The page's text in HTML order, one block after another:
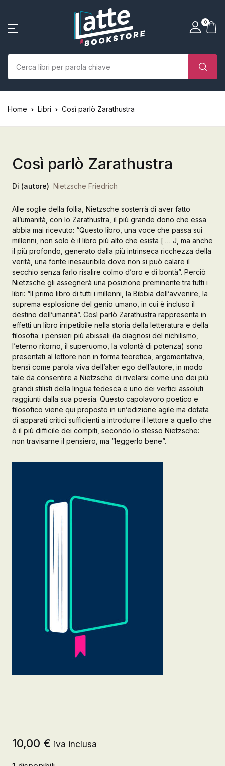
0
SHOP BY CATEGORY
Libri
Case editrici
Bambini
L’Edicola & eventi
Galleria d’Arte
Contattaci
Vicino
Account
Nome utente o email *
Parola d'ordine *
Ricordati
di me
Ha dimenticato la
password?
Registrazione
Creare un account
Vicino
La tua borsa della spesa
(0)
Home Libri Così parlò Zarathustra
Così parlò Zarathustra
Di (autore) Nietzsche Friedrich
Alle soglie della follia, Nietzsche sosterrà di aver fatto
all’umanità, con lo Zarathustra, il più grande dono che essa
abbia mai ricevuto: “Questo libro, una voce che passa sui
millenni, non solo è il libro più alto che esista [ … J, ma anche
il più profondo, generato dalla più intrinseca ricchezza della
verità, una fonte inesauribile dove non si può calare il
secchio senza farlo risalire colmo d’oro e di bontà”. Perciò
Nietzsche gli assegnerà una posizione preminente tra tutti i
libri: “II primo libro di tutti i millenni, la Bibbia dell’avvenire, la
suprema esplosione del genio umano, in cui è incluso il
destino dell’umanità”. Così parlò Zarathustra rappresenta in
effetti un libro irripetibile nella storia della letteratura e della
filosofia: i pensieri più abissali (la diagnosi del nichilismo,
l’eterno ritorno, il superuomo, la volontà di potenza) sono
presentati al lettore non in forma teoretica, argomentativa,
bensì come parola viva dell’alter ego dell’autore, in modo
tale da consentire a Nietzsche di rivelarsi come uno dei più
grandi stilisti della lingua tedesca e uno dei vertici assoluti
raggiunti dalla sua poesia. Questo capolavoro poetico e
filosofico viene qui proposto in un’edizione agile ma dotata
di apparati critici sufficienti a introdurre il lettore a quello che
è il più difficile dei compiti, secondo lo stesso Nietzsche:
non travisarne il pensiero, ma “Ieggerlo bene”.
10,00 € iva inclusa